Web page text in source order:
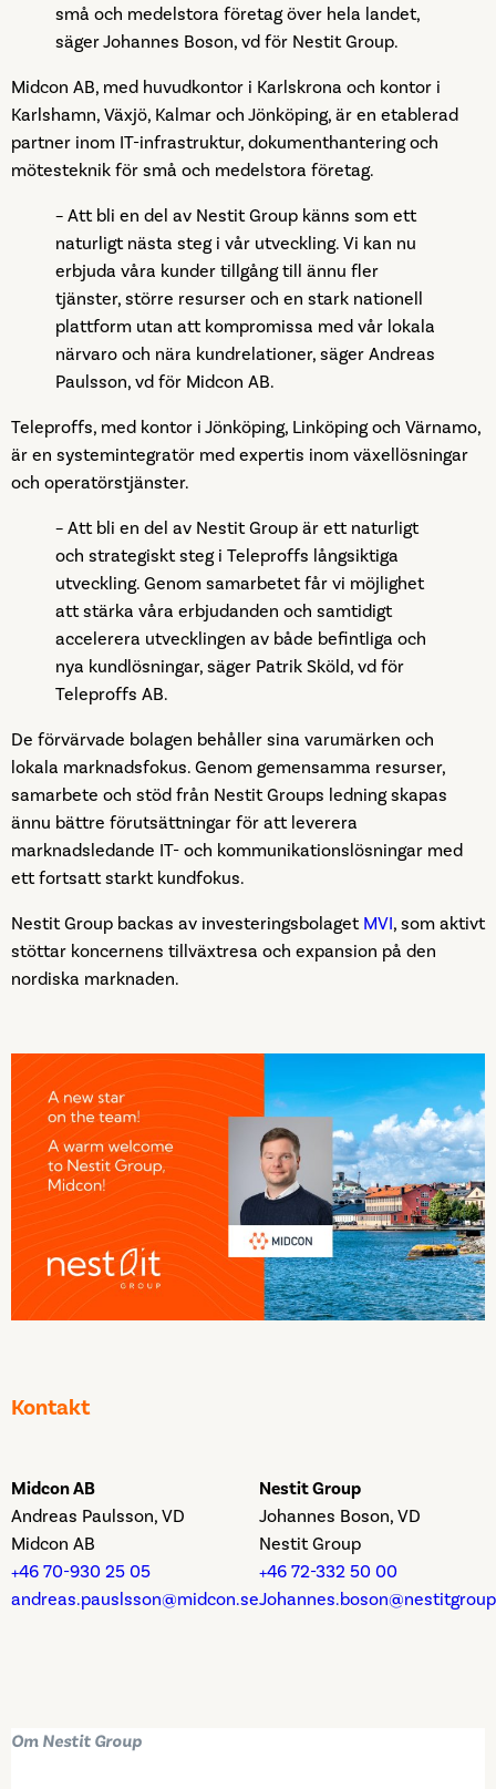
små och medelstora företag över hela landet,
säger Johannes Boson, vd för Nestit Group.
Midcon AB, med huvudkontor i Karlskrona och kontor i
Karlshamn, Växjö, Kalmar och Jönköping, är en etablerad
partner inom IT-infrastruktur, dokumenthantering och
mötesteknik för små och medelstora företag.
– Att bli en del av Nestit Group känns som ett
naturligt nästa steg i vår utveckling. Vi kan nu
erbjuda våra kunder tillgång till ännu fler
tjänster, större resurser och en stark nationell
plattform utan att kompromissa med vår lokala
närvaro och nära kundrelationer, säger Andreas
Paulsson, vd för Midcon AB.
Teleproffs, med kontor i Jönköping, Linköping och Värnamo,
är en systemintegratör med expertis inom växellösningar
och operatörstjänster.
– Att bli en del av Nestit Group är ett naturligt
och strategiskt steg i Teleproffs långsiktiga
utveckling. Genom samarbetet får vi möjlighet
att stärka våra erbjudanden och samtidigt
accelerera utvecklingen av både befintliga och
nya kundlösningar, säger Patrik Sköld, vd för
Teleproffs AB.
De förvärvade bolagen behåller sina varumärken och
lokala marknadsfokus. Genom gemensamma resurser,
samarbete och stöd från Nestit Groups ledning skapas
ännu bättre förutsättningar för att leverera
marknadsledande IT- och kommunikationslösningar med
ett fortsatt starkt kundfokus.
Nestit Group backas av investeringsbolaget MVI, som aktivt
stöttar koncernens tillväxtresa och expansion på den
nordiska marknaden.
Kontakt
Midcon AB
Andreas Paulsson, VD
Midcon AB
+46 70-930 25 05
andreas.pauslsson@midcon.se
Nestit Group
Johannes Boson, VD
Nestit Group
+46 72-332 50 00
Om Nestit Group